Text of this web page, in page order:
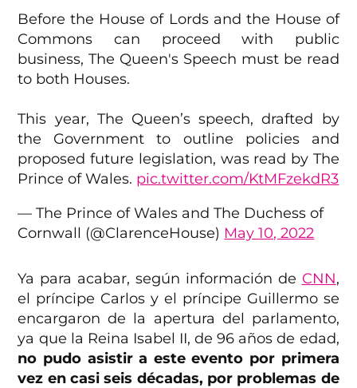
Before the House of Lords and the House of
Commons can proceed with public
business, The Queen's Speech must be read
to both Houses.
This year, The Queen’s speech, drafted by
the Government to outline policies and
proposed future legislation, was read by The
Prince of Wales. pic.twitter.com/KtMFzekdR3
— The Prince of Wales and The Duchess of
Cornwall (@ClarenceHouse) May 10, 2022
Ya para acabar, según información de CNN,
el príncipe Carlos y el príncipe Guillermo se
encargaron de la apertura del parlamento,
ya que la Reina Isabel II, de 96 años de edad,
no pudo asistir a este evento por primera
vez en casi seis décadas, por problemas de